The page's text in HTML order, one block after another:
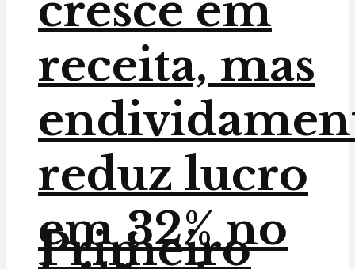
Primeiro
receita, mas
reduz lucro
em 32% no